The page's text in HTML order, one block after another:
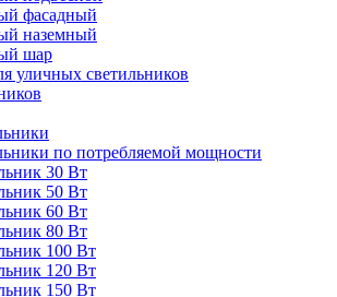
фасадный
наземный
шар
уличных светильников
по потребляемой мощности
30 Вт
50 Вт
60 Вт
80 Вт
100 Вт
120 Вт
150 Вт